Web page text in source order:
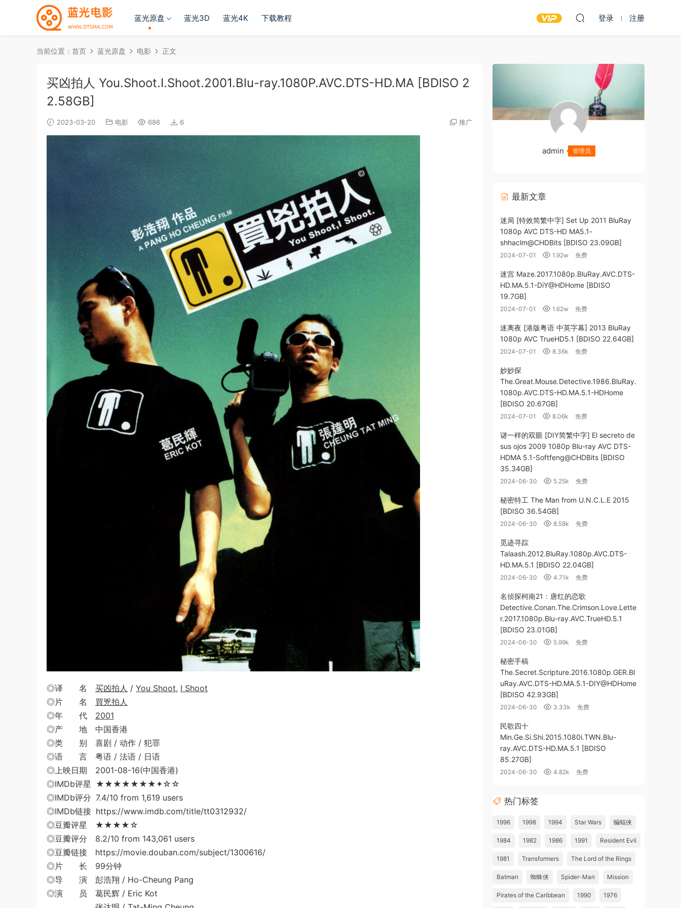
蓝光原盘 蓝光3D 蓝光4K 下载教程 登录 注册
当前位置： 首页 蓝光原盘 电影 正文
买凶拍人 You.Shoot.I.Shoot.2001.Blu-ray.1080P.AVC.DTS-HD.MA [BDISO 2
2.58GB]
2023-03-20 电影 686 6 推广
◎译 名 买凶拍人 / You Shoot, I Shoot
◎片 名 買兇拍人
◎年 代 2001
◎产 地 中国香港
◎类 别 喜剧 / 动作 / 犯罪
◎语 言 粤语 / 法语 / 日语
◎上映日期 2001-08-16(中国香港)
◎IMDb评星 ★★★★★★★✦☆☆
◎IMDb评分 7.4/10 from 1,619 users
◎IMDb链接 https://www.imdb.com/title/tt0312932/
◎豆瓣评星 ★★★★☆
◎豆瓣评分 8.2/10 from 143,061 users
◎豆瓣链接 https://movie.douban.com/subject/1300616/
◎片 长 99分钟
◎导 演 彭浩翔 / Ho-Cheung Pang
◎演 员 葛民辉 / Eric Kot
admin 管理员
最新文章
迷局 [特效简繁中字] Set Up 2011 BluRay
1080p AVC DTS-HD MA5.1-
shhaclm@CHDBits [BDISO 23.09GB]
2024-07-01 1.92w 免费
迷宫 Maze.2017.1080p.BluRay.AVC.DTS-
HD.MA.5.1-DiY@HDHome [BDISO
19.7GB]
2024-07-01 1.62w 免费
迷离夜 [港版粤语 中英字幕] 2013 BluRay
1080p AVC TrueHD5.1 [BDISO 22.64GB]
2024-07-01 8.36k 免费
妙妙探
The.Great.Mouse.Detective.1986.BluRay.
1080p.AVC.DTS-HD.MA.5.1-HDHome
[BDISO 20.67GB]
2024-07-01 8.06k 免费
谜一样的双眼 [DIY简繁中字] El secreto de
sus ojos 2009 1080p Blu-ray AVC DTS-
HDMA 5.1-Softfeng@CHDBits [BDISO
35.34GB]
2024-06-30 5.25k 免费
秘密特工 The Man from U.N.C.L.E 2015
[BDISO 36.54GB]
2024-06-30 8.58k 免费
觅迹寻踪
Talaash.2012.BluRay.1080p.AVC.DTS-
HD.MA.5.1 [BDISO 22.04GB]
2024-06-30 4.71k 免费
名侦探柯南21：唐红的恋歌
Detective.Conan.The.Crimson.Love.Lette
r.2017.1080p.Blu-ray.AVC.TrueHD.5.1
[BDISO 23.01GB]
2024-06-30 5.99k 免费
秘密手稿
The.Secret.Scripture.2016.1080p.GER.Bl
uRay.AVC.DTS-HD.MA.5.1-DIY@HDHome
[BDISO 42.93GB]
2024-06-30 3.33k 免费
民歌四十
Min.Ge.Si.Shi.2015.1080i.TWN.Blu-
ray.AVC.DTS-HD.MA.5.1 [BDISO
85.27GB]
2024-06-30 4.82k 免费
热门标签
1996 1998 1994 Star Wars 蝙蝠侠
1984 1982 1986 1991 Resident Evil
1981 Transformers The Lord of the Rings
Batman 蜘蛛侠 Spider-Man Mission
Pirates of the Caribbean 1990 1976